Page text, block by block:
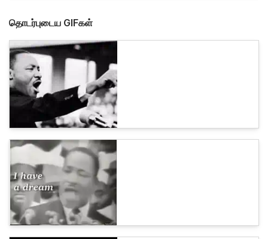
தொடர்புடைய GIFகள்